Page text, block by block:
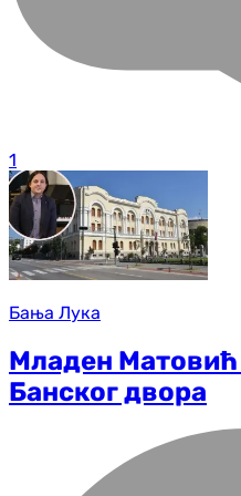
1
Бања Лука
Младен Матовић
Банског двора